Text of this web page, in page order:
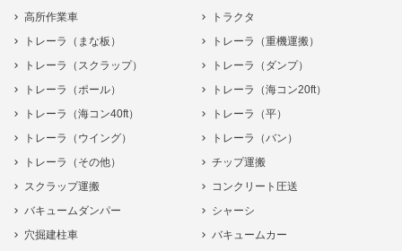
高所作業車
トラクタ
トレーラ（まな板）
トレーラ（重機運搬）
トレーラ（スクラップ）
トレーラ（ダンプ）
トレーラ（ポール）
トレーラ（海コン20ft）
トレーラ（海コン40ft）
トレーラ（平）
トレーラ（ウイング）
トレーラ（バン）
トレーラ（その他）
チップ運搬
スクラップ運搬
コンクリート圧送
バキュームダンパー
シャーシ
穴掘建柱車
バキュームカー